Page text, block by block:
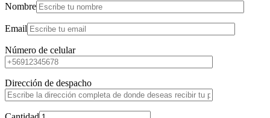
Nombre
Email
Número de celular
Dirección de despacho